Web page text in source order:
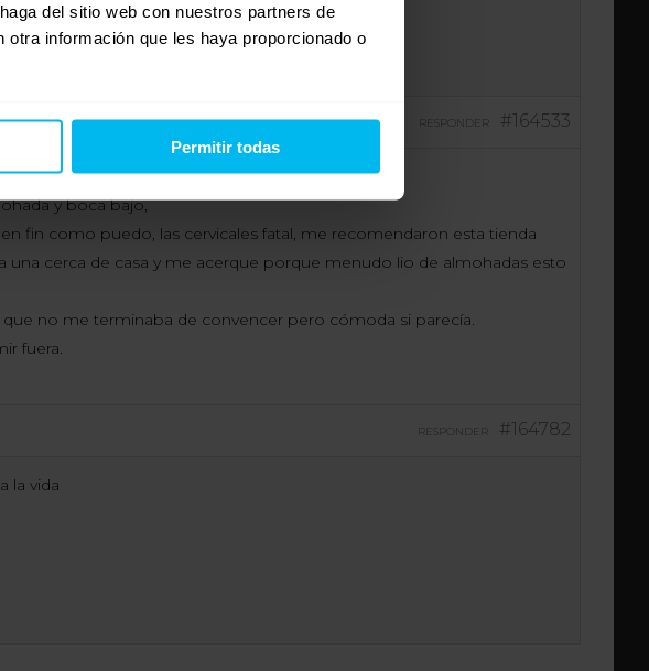
del sitio web con nuestros partners de
información que les haya proporcionado o
Permitir todas
#164533
RESPONDER
y boca bajo,
fin como puedo, las cervicales fatal, me recomendaron esta tienda
cerca de casa y me acerque porque menudo lio de almohadas esto
no me terminaba de convencer pero cómoda si parecía.
fuera.
#164782
RESPONDER
la vida